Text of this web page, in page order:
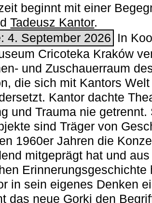
beginnt mit einer
Tadeusz Kantor.
4. September 2026 In
Cricoteka Kraków
und Zuschauerraum
die sich mit Kantors Welt
Kantor dachte
und Trauma nie getrennt.
sind Träger von
1960er Jahren die
mitgeprägt hat und
­Erinnerungsgeschichte
in sein eigenes Denken
das neue Gorki den